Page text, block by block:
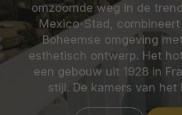
omzoomde weg in de
Mexico-Stad,
Boheemse omgeving
esthetisch ontwerp. Het
een gebouw uit 1928 in
stijl. De kamers van